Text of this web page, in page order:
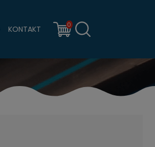
KONTAKT 0